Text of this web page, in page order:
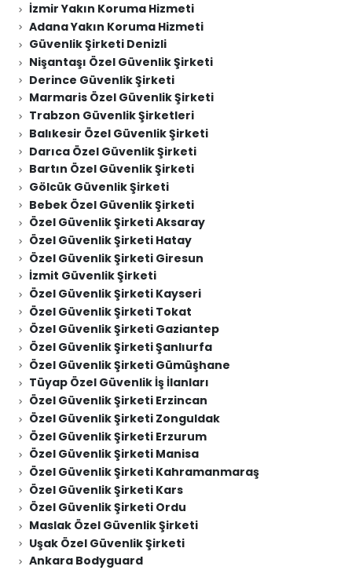
İzmir Yakın Koruma Hizmeti
Adana Yakın Koruma Hizmeti
Güvenlik Şirketi Denizli
Nişantaşı Özel Güvenlik Şirketi
Derince Güvenlik Şirketi
Marmaris Özel Güvenlik Şirketi
Trabzon Güvenlik Şirketleri
Balıkesir Özel Güvenlik Şirketi
Darıca Özel Güvenlik Şirketi
Bartın Özel Güvenlik Şirketi
Gölcük Güvenlik Şirketi
Bebek Özel Güvenlik Şirketi
Özel Güvenlik Şirketi Aksaray
Özel Güvenlik Şirketi Hatay
Özel Güvenlik Şirketi Giresun
İzmit Güvenlik Şirketi
Özel Güvenlik Şirketi Kayseri
Özel Güvenlik Şirketi Tokat
Özel Güvenlik Şirketi Gaziantep
Özel Güvenlik Şirketi Şanlıurfa
Özel Güvenlik Şirketi Gümüşhane
Tüyap Özel Güvenlik İş İlanları
Özel Güvenlik Şirketi Erzincan
Özel Güvenlik Şirketi Zonguldak
Özel Güvenlik Şirketi Erzurum
Özel Güvenlik Şirketi Manisa
Özel Güvenlik Şirketi Kahramanmaraş
Özel Güvenlik Şirketi Kars
Özel Güvenlik Şirketi Ordu
Maslak Özel Güvenlik Şirketi
Uşak Özel Güvenlik Şirketi
Ankara Bodyguard